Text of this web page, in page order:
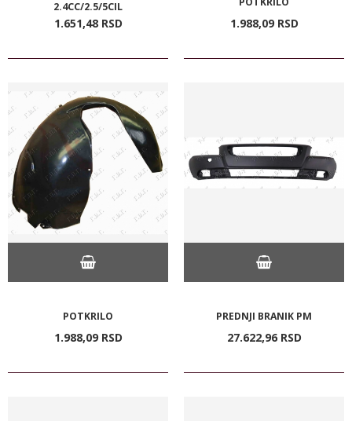
2.4CC/2.5/5CIL
1.651,48 RSD 1.988,09 RSD
POTKRILO
1.988,09 RSD
PREDNJI BRANIK PM
27.622,96 RSD